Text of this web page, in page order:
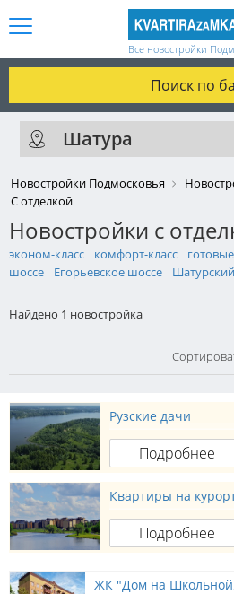
Все новостройки
Поиск по
Шатура
Новостройки Подмосковья
С отделкой
Новостройки с
эконом-класс комфорт-класс
шоссе
Егорьевское шоссе
Найдено 1 новостройка
Рузские дачи
Подробнее
Квартиры на
Подробнее
ЖК "Дом на